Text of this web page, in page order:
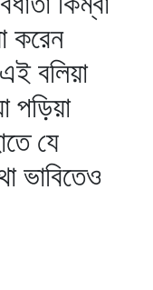
করেন
বলিয়া
পড়িয়া
যে
ভাবিতেও